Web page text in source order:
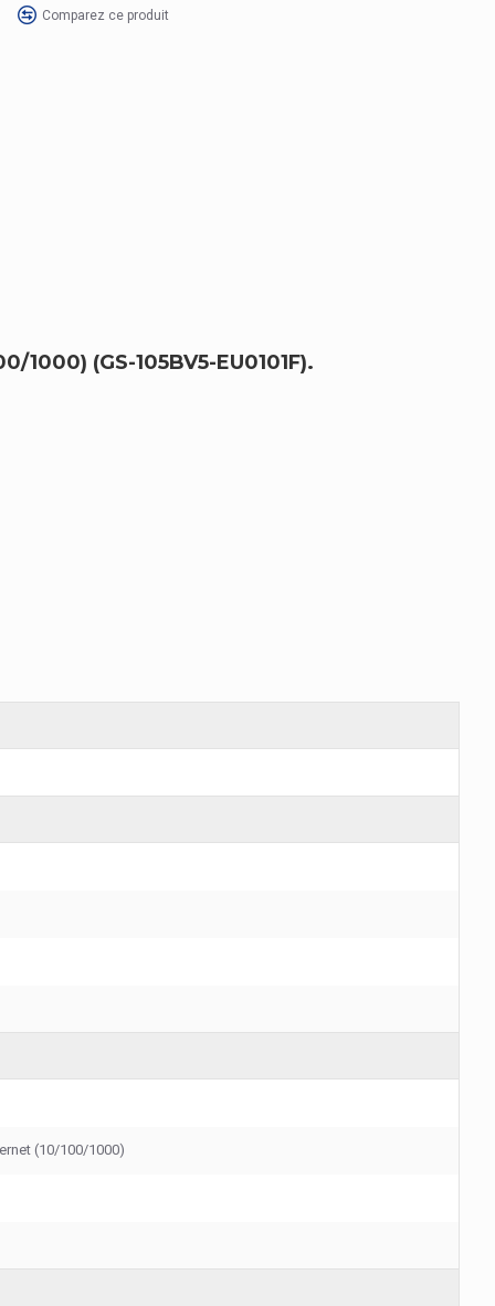
Comparez ce produit
1000) (GS-105BV5-EU0101F).
(10/100/1000)